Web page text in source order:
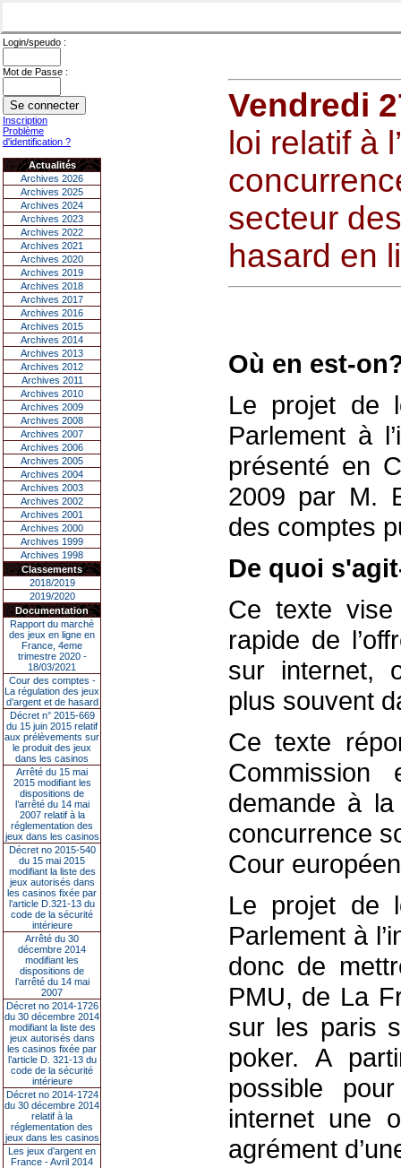
Login/speudo :
Mot de Passe :
Inscription
Problème
d'identification ?
Actualités
Archives 2026
Archives 2025
Archives 2024
Archives 2023
Archives 2022
Archives 2021
Archives 2020
Archives 2019
Archives 2018
Archives 2017
Archives 2016
Archives 2015
Archives 2014
Archives 2013
Archives 2012
Archives 2011
Archives 2010
Archives 2009
Archives 2008
Archives 2007
Archives 2006
Archives 2005
Archives 2004
Archives 2003
Archives 2002
Archives 2001
Archives 2000
Archives 1999
Archives 1998
Classements
2018/2019
2019/2020
Documentation
Rapport du marché
des jeux en ligne en
France, 4eme
trimestre 2020 -
18/03/2021
Cour des comptes -
La régulation des jeux
d’argent et de hasard
Décret n° 2015-669
du 15 juin 2015 relatif
aux prélèvements sur
le produit des jeux
dans les casinos
Arrêté du 15 mai
2015 modifiant les
dispositions de
l’arrêté du 14 mai
2007 relatif à la
réglementation des
jeux dans les casinos
Décret no 2015-540
du 15 mai 2015
modifiant la liste des
jeux autorisés dans
les casinos fixée par
l’article D.321-13 du
code de la sécurité
intérieure
Arrêté du 30
décembre 2014
modifiant les
dispositions de
l’arrêté du 14 mai
2007
Décret no 2014-1726
du 30 décembre 2014
modifiant la liste des
jeux autorisés dans
les casinos fixée par
l’article D. 321-13 du
code de la sécurité
intérieure
Décret no 2014-1724
du 30 décembre 2014
relatif à la
réglementation des
jeux dans les casinos
Les jeux d’argent en
France - Avril 2014
Vendredi
loi relatif à
secteur
hasard en
Où en est-
Le projet de
Parlement à
présenté en
2009 par M.
des comptes
De quoi
Ce texte
rapide de
sur internet,
plus souvent
Ce texte
Commission
demande à
concurrence
Cour
Le projet de
Parlement à
donc de
PMU, de La
sur les paris
poker. A
possible
internet une
agrément